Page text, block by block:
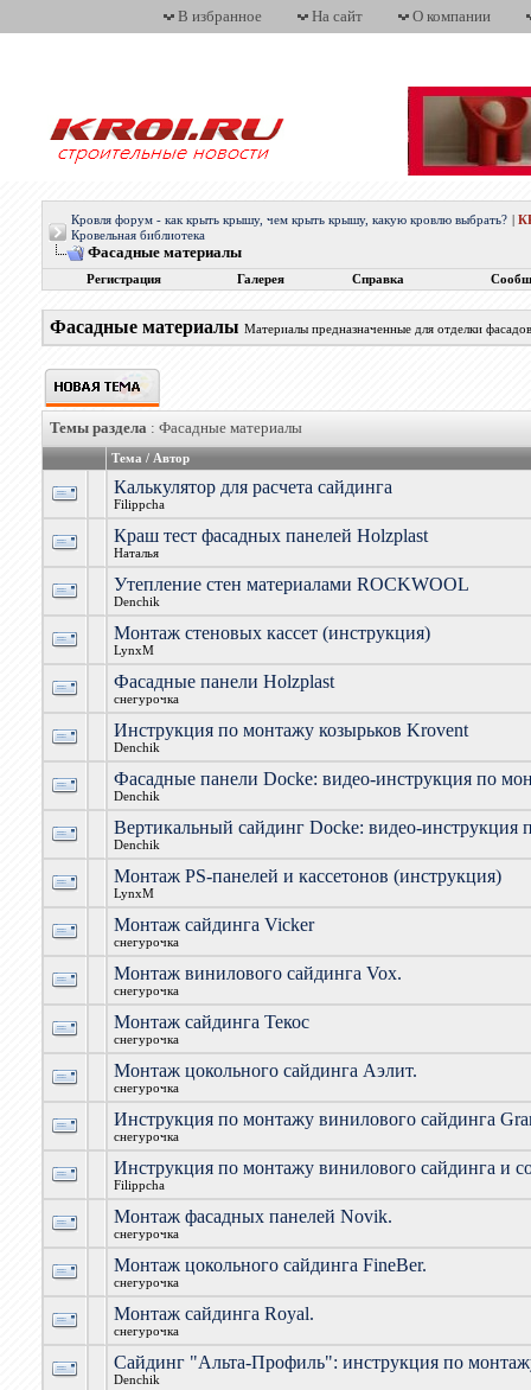
В избранное На сайт О компании
Кровля форум - как крыть крышу, чем крыть крышу, какую кровлю выбрать?
Кровельная библиотека
Фасадные материалы
Регистрация Галерея Справка
Фасадные материалы Материалы предназначенные для отделки
Темы раздела: Фасадные материалы
Тема / Автор
Калькулятор для расчета сайдинга
Filippcha
Краш тест фасадных панелей Holzplast
Наталья
Утепление стен материалами ROCKWOOL
Denchik
Монтаж стеновых кассет (инструкция)
LynxM
Фасадные панели Holzplast
снегурочка
Инструкция по монтажу козырьков Krovent
Denchik
Фасадные панели Docke: видео-инструкция по
Denchik
Вертикальный сайдинг Docke: видео-инструкция
Denchik
Монтаж PS-панелей и кассетонов (инструкция)
LynxM
Монтаж сайдинга Vicker
снегурочка
Монтаж винилового сайдинга Vox.
снегурочка
Монтаж сайдинга Текос
снегурочка
Монтаж цокольного сайдинга Аэлит.
снегурочка
Инструкция по монтажу винилового сайдинга
снегурочка
Инструкция по монтажу винилового сайдинга и
Filippcha
Монтаж фасадных панелей Novik.
снегурочка
Монтаж цокольного сайдинга FineBer.
снегурочка
Монтаж сайдинга Royal.
снегурочка
Сайдинг "Альта-Профиль": инструкция по
Denchik